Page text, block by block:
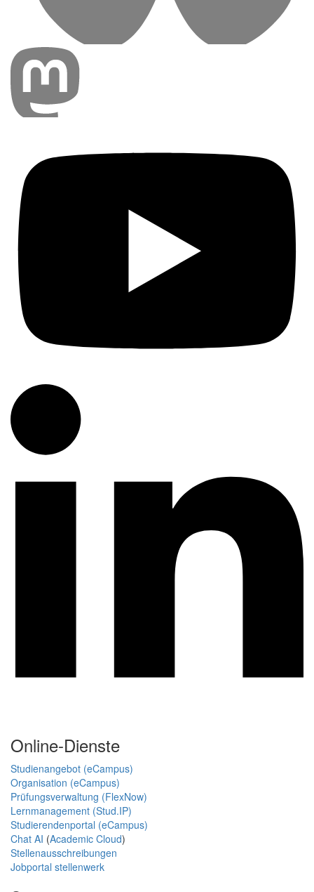
Online-Dienste
Studienangebot (eCampus)
Organisation (eCampus)
Prüfungsverwaltung (FlexNow)
Lernmanagement (Stud.IP)
Studierendenportal (eCampus)
Chat AI (Academic Cloud)
Stellenausschreibungen
Jobportal stellenwerk